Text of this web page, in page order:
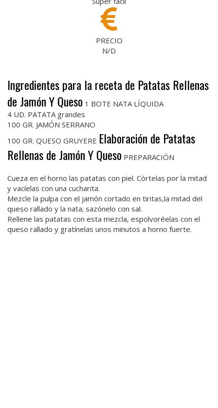
PRECIO
N/D
Ingredientes para la receta de Patatas Rellenas
de Jamón Y Queso 1 BOTE NATA LÍQUIDA
4 UD. PATATA grandes
100 GR. JAMÓN SERRANO
100 GR. QUESO GRUYERE Elaboración de Patatas
Rellenas de Jamón Y Queso PREPARACIÓN
Cueza en el horno las patatas con piel. Córtelas por la mitad
y vacíelas con una cucharita.
Mezcle la pulpa con el jamón cortado en tiritas,la mitad del
queso rallado y la nata; sazónelo con sal.
Rellene las patatas con esta mezcla, espolvoréelas con el
queso rallado y gratínelas unos minutos a horno fuerte.